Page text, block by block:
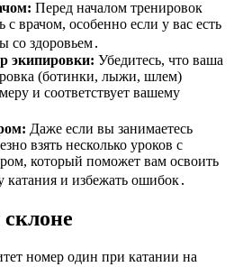
Перед началом тренировок
с врачом, особенно если у вас есть
со здоровьем․
экипировки: Убедитесь, что ваша
(ботинки, лыжи, шлем)
и соответствует вашему
Даже если вы занимаетесь
взять несколько уроков с
который поможет вам освоить
и избежать ошибок․
номер один при катании на